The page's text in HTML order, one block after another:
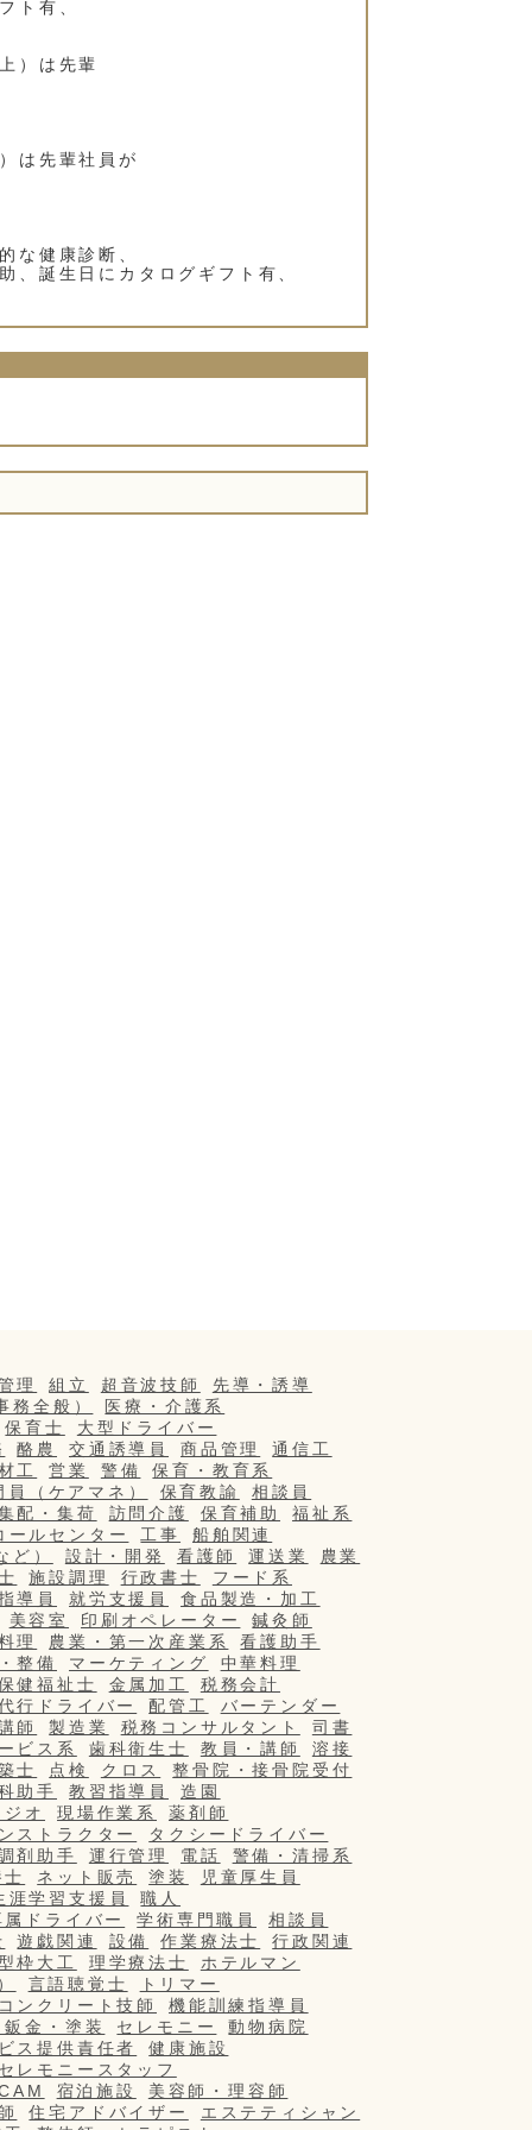
ト有、
）は先輩
は先輩社員が
な健康診断、
、誕生日にカタログギフト有、
理 組立 超音波技師
先導・誘導
務全般）
医療・介護系
保育士
大型ドライバー
酪農 交通誘導員 商品管理
通信工
工
営業 警備
保育・教育系
（ケアマネ）
保育教諭
相談員
配・集荷
訪問介護 保育補助
福祉系
ールセンター
工事
船舶関連
ど）
設計・開発 看護師 運送業
農業
施設調理 行政書士
フード系
導員
就労支援員
食品製造・加工
美容室
印刷オペレーター
鍼灸師
理
農業・第一次産業系
看護助手
整備
マーケティング
中華料理
健福祉士
金属加工
税務会計
行ドライバー
配管工
バーテンダー
師
製造業 税務コンサルタント
司書
ビス系
歯科衛生士 教員・講師
溶接
士
点検 クロス
整骨院・接骨院受付
助手
教習指導員
造園
オ
現場作業系
薬剤師
ストラクター
タクシードライバー
剤助手
運行管理 電話
警備・清掃系
ネット販売 塗装
児童厚生員
涯学習支援員
職人
属ドライバー
学術専門職員
相談員
遊戯関連 設備 作業療法士
行政関連
枠大工
理学療法士
ホテルマン
言語聴覚士
トリマー
ンクリート技師
機能訓練指導員
金・塗装
セレモニー
動物病院
ス提供責任者
健康施設
レモニースタッフ
宿泊施設
美容師・理容師
住宅アドバイザー
エステティシャン